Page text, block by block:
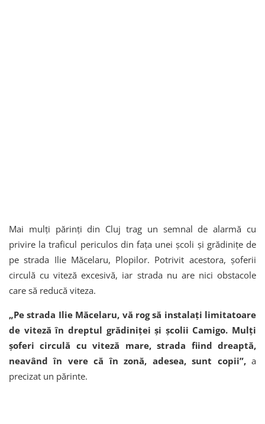
Mai mulți părinți din Cluj trag un semnal de alarmă cu
privire la traficul periculos din fața unei școli și grădinițe de
pe strada Ilie Măcelaru, Plopilor. Potrivit acestora, șoferii
circulă cu viteză excesivă, iar strada nu are nici obstacole
care să reducă viteza.
„Pe strada Ilie Măcelaru, vă rog să instalați limitatoare
de viteză în dreptul grădiniței și școlii Camigo. Mulți
șoferi circulă cu viteză mare, strada fiind dreaptă,
neavând în vere că în zonă, adesea, sunt copii”,a
precizat un părinte.